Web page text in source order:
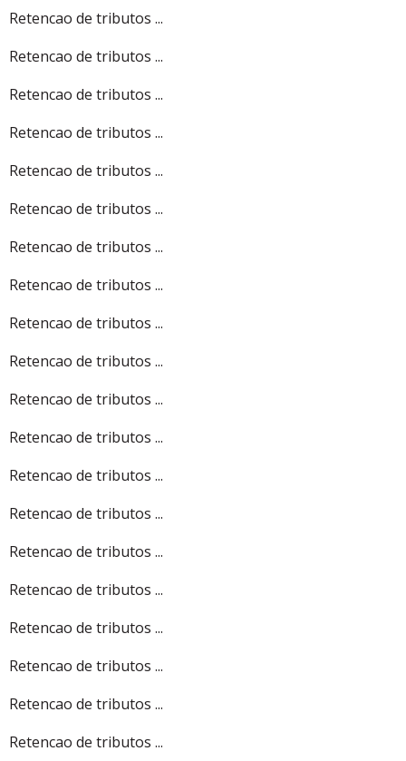
Retencao de tributos ...
Retencao de tributos ...
Retencao de tributos ...
Retencao de tributos ...
Retencao de tributos ...
Retencao de tributos ...
Retencao de tributos ...
Retencao de tributos ...
Retencao de tributos ...
Retencao de tributos ...
Retencao de tributos ...
Retencao de tributos ...
Retencao de tributos ...
Retencao de tributos ...
Retencao de tributos ...
Retencao de tributos ...
Retencao de tributos ...
Retencao de tributos ...
Retencao de tributos ...
Retencao de tributos ...